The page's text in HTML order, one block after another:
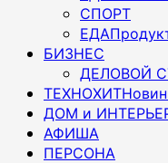
СПОРТ
ЕДА
БИЗНЕС
ДЕЛОВОЙ
ТЕХНОХИТ
ДОМ и
АФИША
ПЕРСОНА